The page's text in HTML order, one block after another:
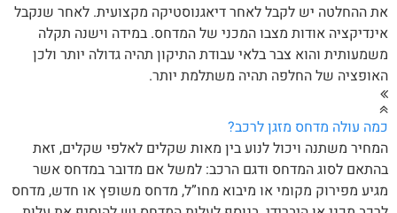
ההחלטה יש לקבל לאחר דיאגנוסטיקה מקצועית. לאחר שנקבל
אודות מצבו המכני של המדחס. במידה וישנה תקלה
והוא צבר בלאי עבודת התיקון תהיה גדולה יותר ולכן
של החלפה תהיה משתלמת יותר.
עולה מדחס מזגן לרכב?
משתנה ויכול לנוע בין מאות שקלים לאלפי שקלים, זאת
לסוג המדחס ודגם הרכב: למשל אם מדובר במדחס אשר
מפירוק מקומי או מיבוא מחו”ל, מדחס משופץ או חדש, מדחס